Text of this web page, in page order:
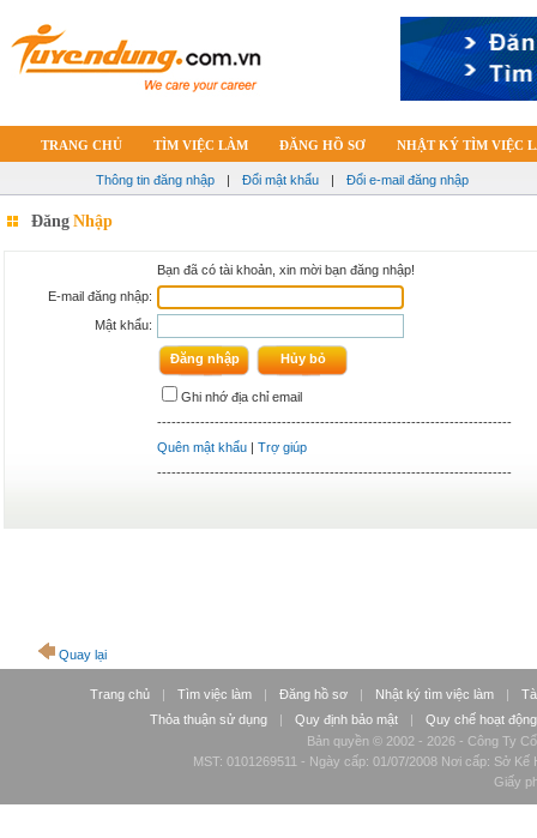
TRANG CHỦ TÌM VIỆC LÀM ĐĂNG HỒ SƠ NHẬT KÝ TÌM VIỆC
Thông tin đăng nhập | Đổi mật khẩu | Đổi e-mail đăng nhập
Đăng Nhập
Bạn đã có tài khoản, xin mời bạn đăng nhập!
E-mail đăng nhập:
Mật khẩu:
Ghi nhớ địa chỉ email
--------------------------------------------------------------------------
Quên mật khẩu | Trợ giúp
--------------------------------------------------------------------------
Quay lại
Trang chủ | Tìm việc làm | Đăng hồ sơ | Nhật ký tìm việc làm |
Thỏa thuận sử dụng
| Quy định bảo mật |
Quy chế hoạt động
Bản quyền © 2002 - 2026 - Công Ty
MST: 0101269511 - Ngày cấp: 01/07/2008 Nơi cấp: Sở
Giấy